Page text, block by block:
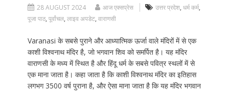
28 AUGUST 2024 आज एक्सप्रेस उत्तर प्रदेश, धर्म कर्म,
पूजा पाठ, पूर्वांचल, लाइव अपडेट, वाराणसी
Varanasi के सबसे पुराने और आध्यात्मिक ऊर्जा वाले मंदिरों में से एक
काशी विश्वनाथ मंदिर है, जो भगवान शिव को समर्पित है। यह मंदिर
वाराणसी के मध्य में स्थित है और हिंदू धर्म के सबसे पवित्र स्थलों में से
एक माना जाता है। कहा जाता है कि काशी विश्वनाथ मंदिर का इतिहास
लगभग 3500 वर्ष पुराना है, और ऐसा माना जाता है कि यह मंदिर भगवान